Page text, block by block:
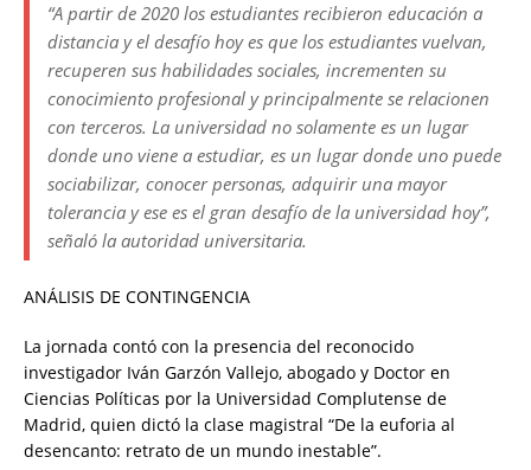
“A partir de 2020 los estudiantes recibieron educación a
distancia y el desafío hoy es que los estudiantes vuelvan,
recuperen sus habilidades sociales, incrementen su
conocimiento profesional y principalmente se relacionen
con terceros. La universidad no solamente es un lugar
donde uno viene a estudiar, es un lugar donde uno puede
sociabilizar, conocer personas, adquirir una mayor
tolerancia y ese es el gran desafío de la universidad hoy”,
señaló la autoridad universitaria.
ANÁLISIS DE CONTINGENCIA
La jornada contó con la presencia del reconocido
investigador Iván Garzón Vallejo, abogado y Doctor en
Ciencias Políticas por la Universidad Complutense de
Madrid, quien dictó la clase magistral “De la euforia al
desencanto: retrato de un mundo inestable”.